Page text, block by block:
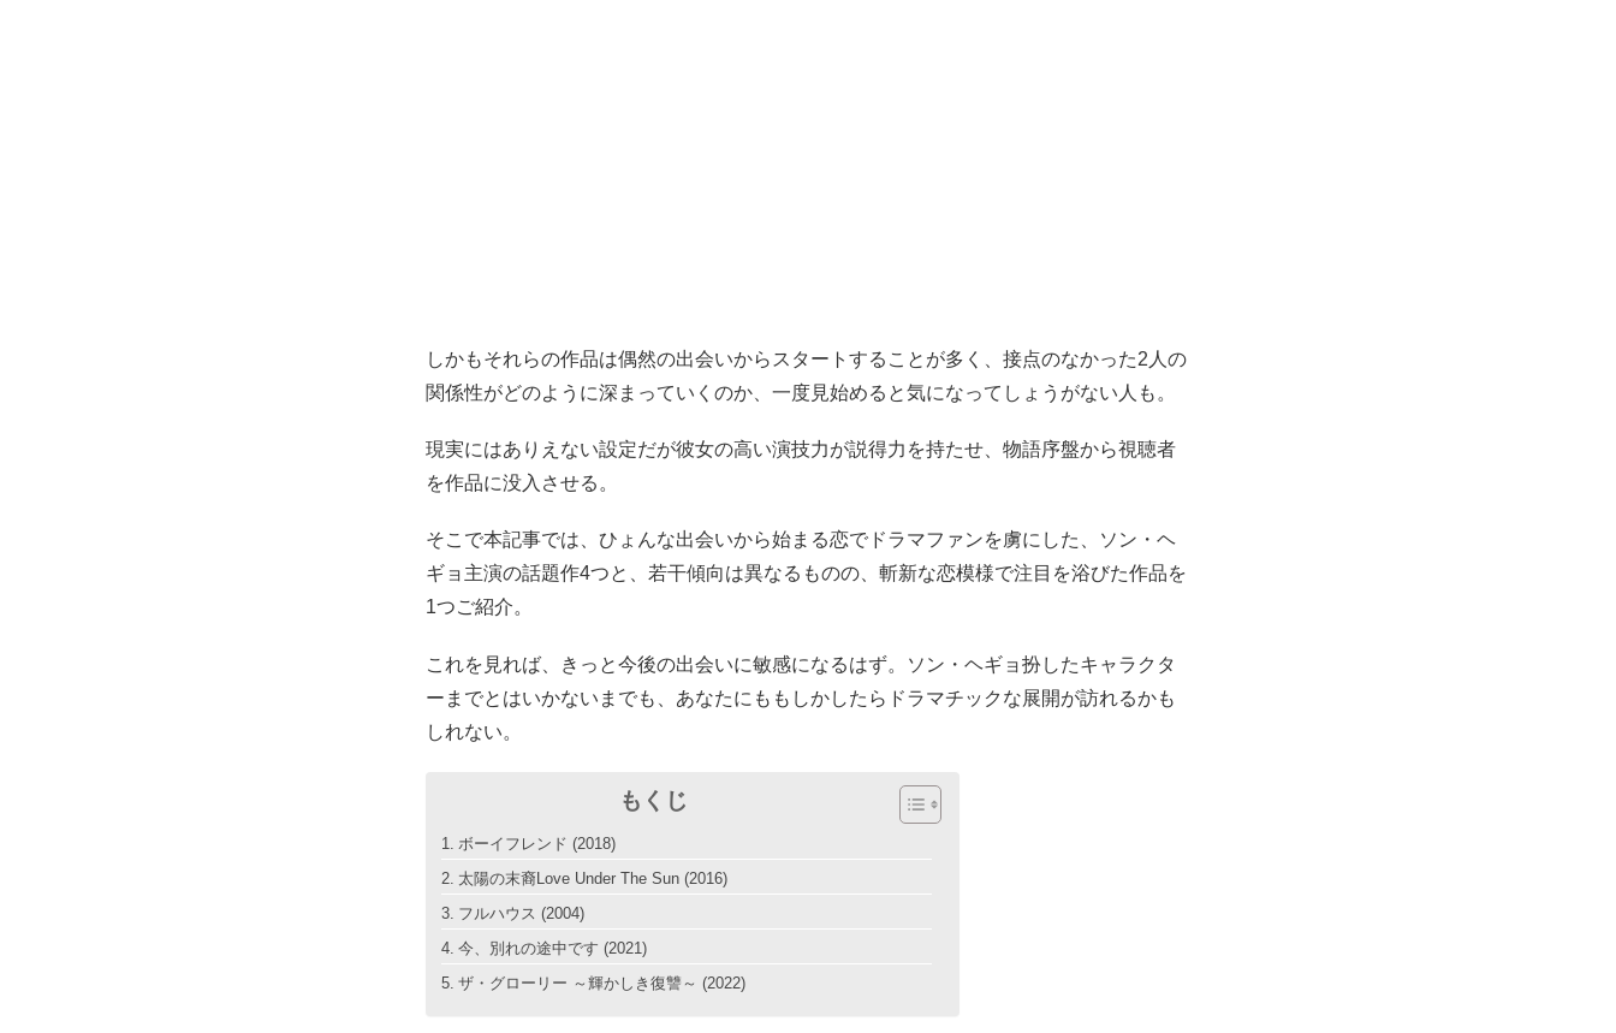
しかもそれらの作品は偶然の出会いからスタートすることが多く、接点のなかった2人の
関係性がどのように深まっていくのか、一度見始めると気になってしょうがない人も。
現実にはありえない設定だが彼女の高い演技力が説得力を持たせ、物語序盤から視聴者
を作品に没入させる。
そこで本記事では、ひょんな出会いから始まる恋でドラマファンを虜にした、ソン・ヘ
ギョ主演の話題作4つと、若干傾向は異なるものの、斬新な恋模様で注目を浴びた作品を
1つご紹介。
これを見れば、きっと今後の出会いに敏感になるはず。ソン・ヘギョ扮したキャラクタ
ーまでとはいかないまでも、あなたにももしかしたらドラマチックな展開が訪れるかも
しれない。
もくじ
ボーイフレンド (2018)
太陽の末裔Love Under The Sun (2016)
フルハウス (2004)
今、別れの途中です (2021)
ザ・グローリー ～輝かしき復讐～ (2022)